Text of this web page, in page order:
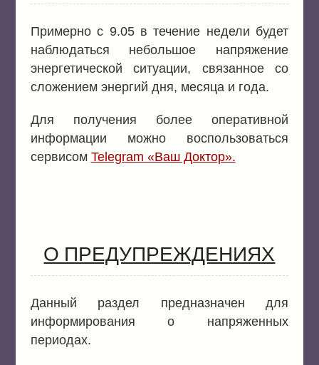
Примерно с 9.05 в течение недели будет
наблюдаться небольшое напряжение
энергетической ситуации, связанное со
сложением энергий дня, месяца и года.
Для получения более оперативной
информации можно воспользоваться
сервисом Telegram «Ваш Доктор».
О ПРЕДУПРЕЖДЕНИЯХ
Данный раздел предназначен для
информирования о напряженных
периодах.